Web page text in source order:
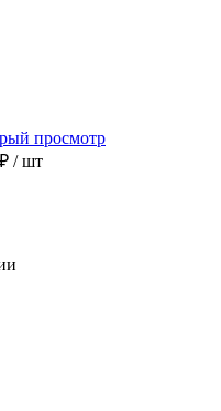
просмотр
/ шт